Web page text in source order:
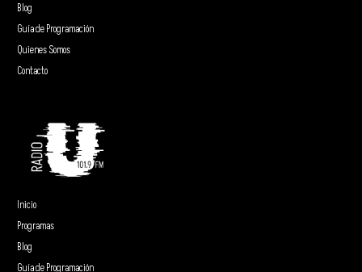
Blog
Guía de Programación
Quienes Somos
Contacto
Inicio
Programas
Blog
Guía de Programación